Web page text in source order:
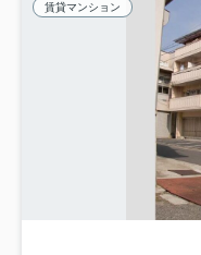
賃貸マンション